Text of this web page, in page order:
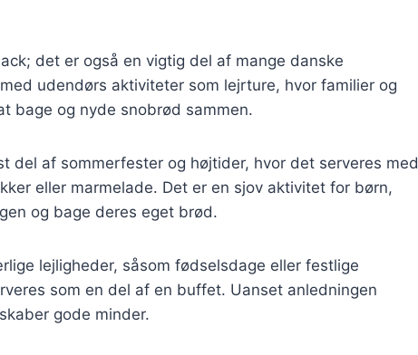
det er også en vigtig del af mange danske
udendørs aktiviteter som lejrture, hvor familier og
bage og nyde snobrød sammen.
del af sommerfester og højtider, hvor det serveres med
eller marmelade. Det er en sjov aktivitet for børn,
og bage deres eget brød.
lejligheder, såsom fødselsdage eller festlige
som en del af en buffet. Uanset anledningen
gode minder.